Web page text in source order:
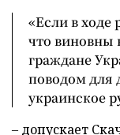
«Если в ходе
что виновны
граждане
поводом для
украинское
– допускает